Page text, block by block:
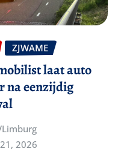
ZJWAME
laat auto
na eenzijdig
2026